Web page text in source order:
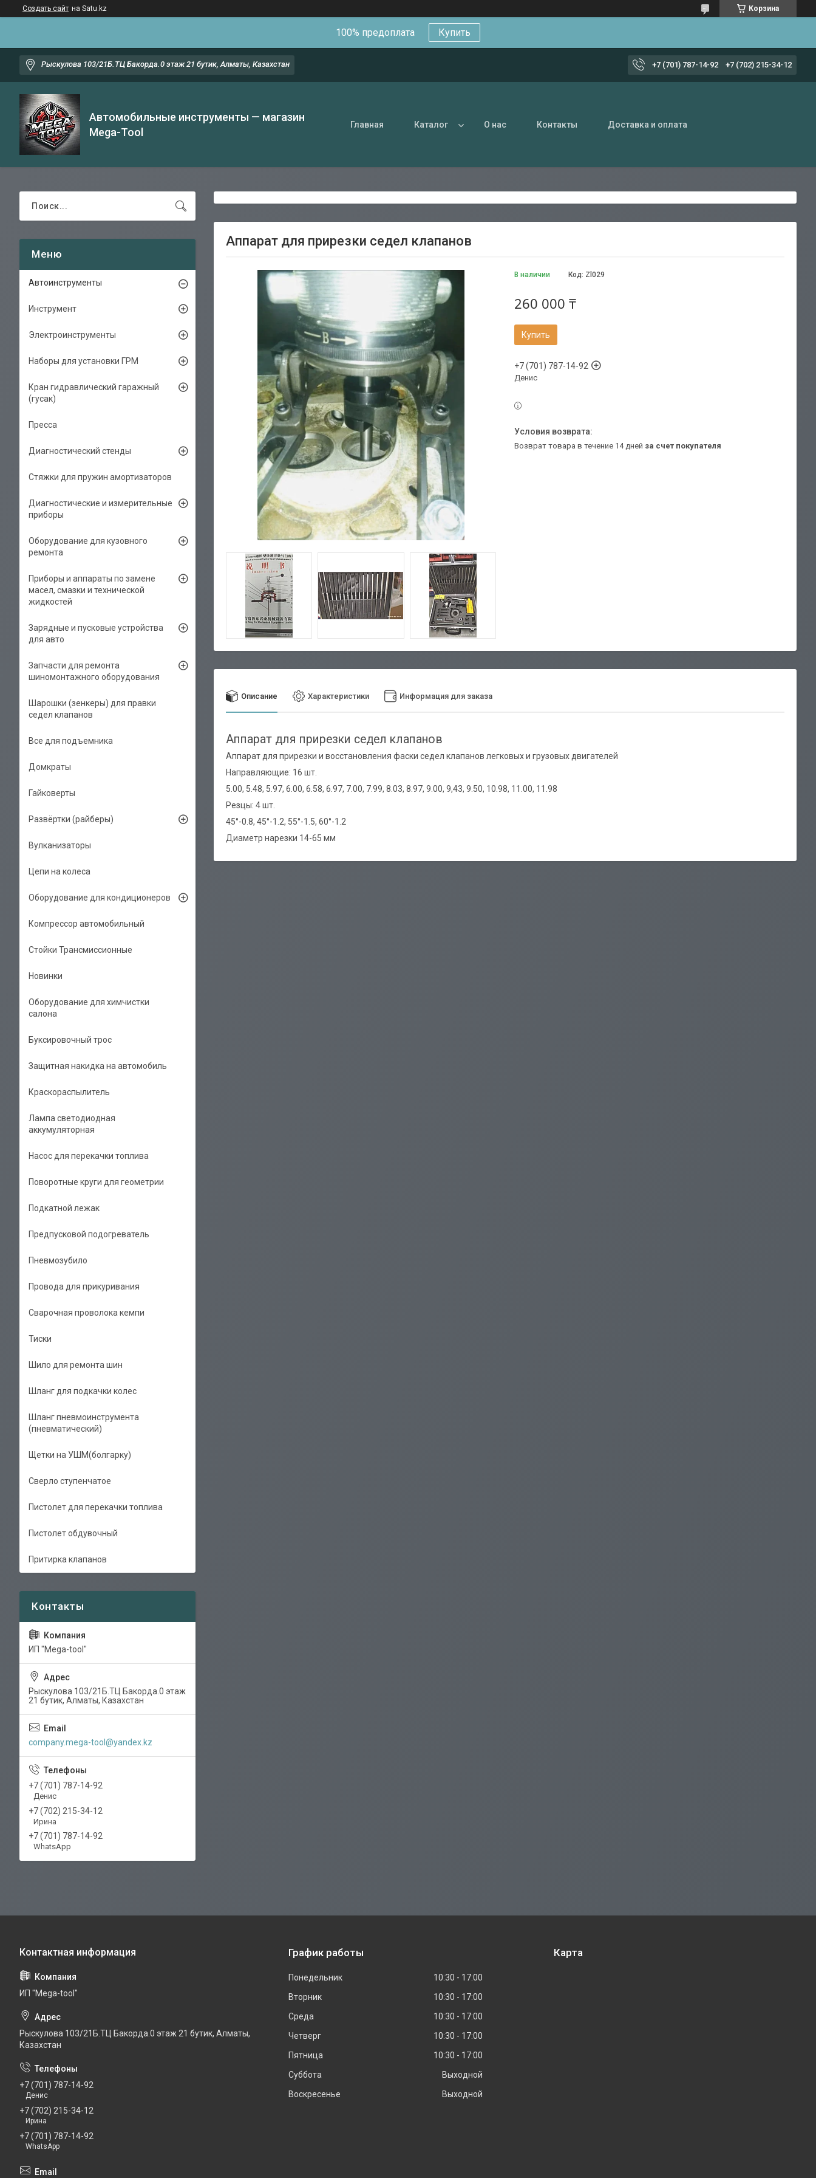
Создать сайт на Satu.kz Корзина
100% предоплата Купить
Рыскулова 103/21Б.ТЦ Бакорда.0 этаж 21 бутик, Алматы, Казахстан +7 (701) 787-14-92 +7 (702) 215-34-12
Автомобильные инструменты — магазин
Mega-Tool
Главная Каталог О нас Контакты Доставка и оплата
Аппарат для прирезки седел клапанов
В наличии Код: Zl029
260 000 ₸
Купить
+7 (701) 787-14-92
Денис
возврат товара в течение 14 дней за счет покупателя
Описание Характеристики Информация для заказа
Аппарат для прирезки седел клапанов
Аппарат для прирезки и восстановления фаски седел клапанов легковых и грузовых двигателей
Направляющие: 16 шт.
5.00, 5.48, 5.97, 6.00, 6.58, 6.97, 7.00, 7.99, 8.03, 8.97, 9.00, 9,43, 9.50, 10.98, 11.00, 11.98
Резцы: 4 шт.
45°-0.8, 45°-1.2, 55°-1.5, 60°-1.2
Диаметр нарезки 14-65 мм
Автоинструменты
Инструмент
Электроинструменты
Наборы для установки ГРМ
Кран гидравлический гаражный
(гусак)
Пресса
Диагностический стенды
Стяжки для пружин амортизаторов
Диагностические и измерительные
приборы
Оборудование для кузовного
ремонта
Приборы и аппараты по замене
масел, смазки и технической
жидкостей
Зарядные и пусковые устройства
для авто
Запчасти для ремонта
шиномонтажного оборудования
Шарошки (зенкеры) для правки
седел клапанов
Все для подъемника
Домкраты
Гайковерты
Развёртки (райберы)
Вулканизаторы
Цепи на колеса
Оборудование для кондиционеров
Компрессор автомобильный
Стойки Трансмиссионные
Новинки
Оборудование для химчистки
салона
Буксировочный трос
Защитная накидка на автомобиль
Краскораспылитель
Лампа светодиодная
аккумуляторная
Насос для перекачки топлива
Поворотные круги для геометрии
Подкатной лежак
Предпусковой подогреватель
Пневмозубило
Провода для прикуривания
Сварочная проволока кемпи
Тиски
Шило для ремонта шин
Шланг для подкачки колес
Шланг пневмоинструмента
(пневматический)
Щетки на УШМ(болгарку)
Сверло ступенчатое
Пистолет для перекачки топлива
Пистолет обдувочный
Притирка клапанов
ИП "Mega-tool"
Рыскулова 103/21Б.ТЦ Бакорда.0 этаж
21 бутик, Алматы, Казахстан
company.mega-tool@yandex.kz
+7 (701) 787-14-92
Денис
+7 (702) 215-34-12
Ирина
+7 (701) 787-14-92
WhatsApp
ИП "Mega-tool"
Рыскулова 103/21Б.ТЦ Бакорда.0 этаж 21 бутик, Алматы,
Казахстан
+7 (701) 787-14-92
Денис
+7 (702) 215-34-12
Ирина
+7 (701) 787-14-92
WhatsApp
График работы
Понедельник 10:30
17:00
Вторник
10:30
17:00
Среда
10:30
17:00
Четверг
10:30
17:00
Пятница
10:30
17:00
Суббота
Выходной
Воскресенье
Выходной
Карта